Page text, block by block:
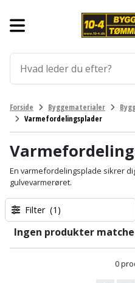
Aluprofiler
Armering
Asfalt
Befæstigelse
Bordplade
Byggeplader
Gulve
Fliser
og
klinker
Gulvunderlag
Gulvvarme
Laminatgulv
Værktøj
Afmærkning
Arbejdsbuk
Arbejdsvogn
Bærehåndtag
Båndstrammer
Elværktøj
Afkortersav
Afstandsmåler
Arbejdsbord
Arbejdslamper
Havemaskiner
Brændekløver
Buskrydder
Dykpumpe
Hus,
have
og
fritid
Forside Byggematerialer
Varmefordelingsplader
En varmefordelingsplade sikrer
gulvevarmerøret.
Filter (1)
Ingen produkter
0